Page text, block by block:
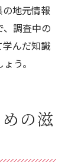
地元情報
調査中の
学んだ知識
う。
の滋